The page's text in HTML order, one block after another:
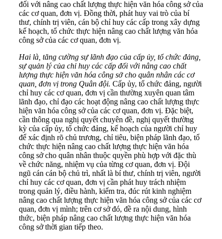
đối với nâng cao chất lượng thực hiện văn hóa công sở của
các cơ quan, đơn vị. Đồng thời, phát huy vai trò của bí
thư, chính trị viên, cán bộ chỉ huy các cấp trong xây dựng
kế hoạch, tổ chức thực hiện nâng cao chất lượng văn hóa
công sở của các cơ quan, đơn vị.
Hai là, tăng cường sự lãnh đạo của cấp ủy, tổ chức đảng,
sự quản lý của chỉ huy các cấp đối với nâng cao chất
lượng thực hiện văn hóa công sở cho quân nhân các cơ
quan, đơn vị trong Quân đội. Cấp ủy, tổ chức đảng, người
chỉ huy các cơ quan, đơn vị cần thường xuyên quan tâm
lãnh đạo, chỉ đạo các hoạt động nâng cao chất lượng thực
hiện văn hóa công sở của các cơ quan, đơn vị. Đặc biệt,
cần thông qua nghị quyết chuyên đề, nghị quyết thường
kỳ của cấp ủy, tổ chức đảng, kế hoạch của người chỉ huy
để xác định rõ chủ trương, chỉ tiêu, biện pháp lãnh đạo, tổ
chức thực hiện nâng cao chất lượng thực hiện văn hóa
công sở cho quân nhân thuộc quyền phù hợp với đặc thù
về chức năng, nhiệm vụ của từng cơ quan, đơn vị. Đội
ngũ cán cán bộ chủ trì, nhất là bí thư, chính trị viên, người
chỉ huy các cơ quan, đơn vị cần phát huy trách nhiệm
trong quản lý, điều hành, kiểm tra, đúc rút kinh nghiệm
nâng cao chất lượng thực hiện văn hóa công sở của các cơ
quan, đơn vị mình; trên cơ sở đó, đề ra nội dung, hình
thức, biện pháp nâng cao chất lượng thực hiện văn hóa
công sở thời gian tiếp theo.